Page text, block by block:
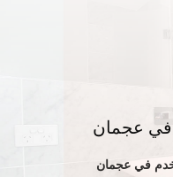
في عجمان
خدم في عجمان